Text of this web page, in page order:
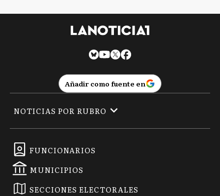
Añadir como fuente en
FUNCIONARIOS
MUNICIPIOS
SECCIONES ELECTORALES
NOTICIAS POR RUBRO